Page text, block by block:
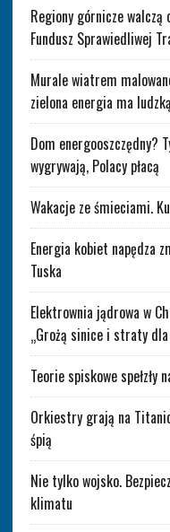
Regiony górnicze walczą
Fundusz Sprawiedliwej
Murale wiatrem
zielona energia ma
Dom energooszczędny?
wygrywają, Polacy płacą
Wakacje ze śmieciami.
Energia kobiet napędza
Tuska
Elektrownia jądrowa w
„Grożą sinice i straty
Teorie spiskowe
Orkiestry grają na
śpią
Nie tylko wojsko.
klimatu